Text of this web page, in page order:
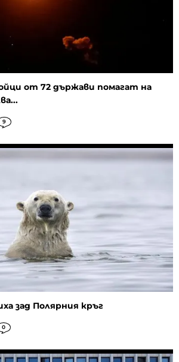
от 72 държави помагат на
9
зад Полярния кръг
0